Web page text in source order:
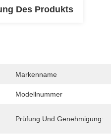
Des Produkts
Markenname
Modellnummer
Prüfung Und Genehmigung: